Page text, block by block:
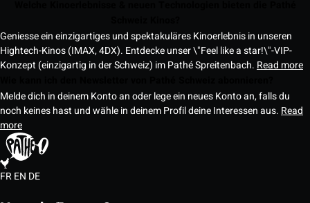
Geniesse ein einzigartiges und spektakuläres Kinoerlebnis in unseren
Hightech-Kinos (IMAX, 4DX). Entdecke unser \"Feel like a star!\"-VIP-
Konzept (einzigartig in der Schweiz) im Pathé Spreitenbach. Read more
Melde dich in deinem Konto an oder lege ein neues Konto an, falls du
noch keines hast und wähle in deinem Profil deine Interessen aus. Read
more
FREN DE